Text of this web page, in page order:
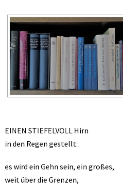
EINEN STIEFELVOLL Hirn
in den Regen gestellt:
es wird ein Gehn sein, ein großes,
weit über die Grenzen,